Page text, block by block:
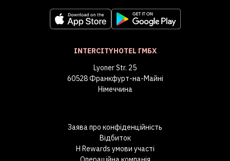
INTERCITYHOTEL ГМБХ
Lyoner Str. 25
60528 Франкфурт-на-Майні
Німеччина
Заява про конфіденційність
Відбиток
H Rewards умови участі